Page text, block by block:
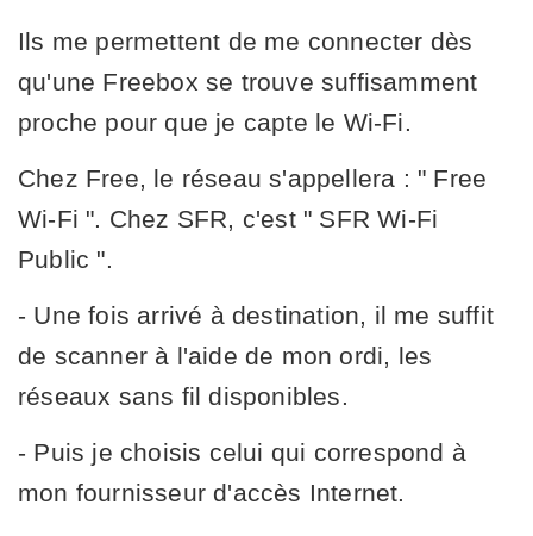
Ils me permettent de me connecter dès
qu'une Freebox se trouve suffisamment
proche pour que je capte le Wi-Fi.
Chez Free, le réseau s'appellera : " Free
Wi-Fi ". Chez SFR, c'est " SFR Wi-Fi
Public ".
- Une fois arrivé à destination, il me suffit
de scanner à l'aide de mon ordi, les
réseaux sans fil disponibles.
- Puis je choisis celui qui correspond à
mon fournisseur d'accès Internet.